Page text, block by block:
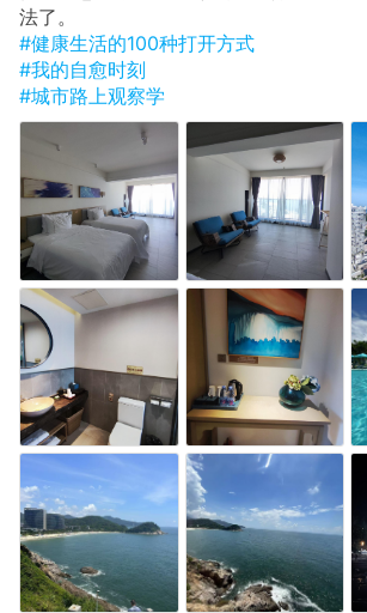
法了。
#健康生活的100种打开方式
#我的自愈时刻
#城市路上观察学